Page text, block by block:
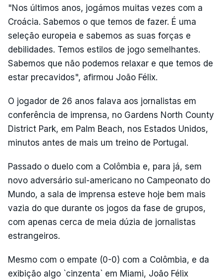
"Nos últimos anos, jogámos muitas vezes com a
Croácia. Sabemos o que temos de fazer. É uma
seleção europeia e sabemos as suas forças e
debilidades. Temos estilos de jogo semelhantes.
Sabemos que não podemos relaxar e que temos de
estar precavidos", afirmou João Félix.
O jogador de 26 anos falava aos jornalistas em
conferência de imprensa, no Gardens North County
District Park, em Palm Beach, nos Estados Unidos,
minutos antes de mais um treino de Portugal.
Passado o duelo com a Colômbia e, para já, sem
novo adversário sul-americano no Campeonato do
Mundo, a sala de imprensa esteve hoje bem mais
vazia do que durante os jogos da fase de grupos,
com apenas cerca de meia dúzia de jornalistas
estrangeiros.
Mesmo com o empate (0-0) com a Colômbia, e da
exibição algo `cinzenta` em Miami, João Félix